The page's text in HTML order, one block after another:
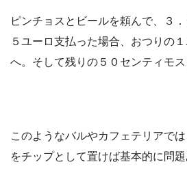
ピンチョスとビールを頼んで、３．
５ユーロ支払った場合、おつりの
へ。そして残りの５０センティモ
このようなバルやカフェテリアでは
をチップとして置けば基本的に問題